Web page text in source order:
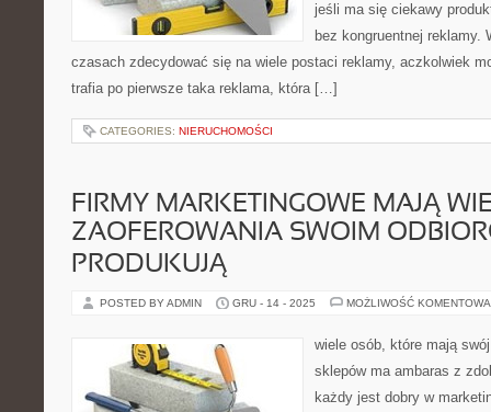
jeśli ma się ciekawy
bez kongruentnej reklamy.
czasach zdecydować się na wiele postaci reklamy, aczkolwiek
trafia po pierwsze taka reklama, która […]
CATEGORIES: NIERUCHOMOŚCI
FIRMY MARKETINGOWE MAJĄ
ZAOFEROWANIA SWOIM
PRODUKUJĄ
POSTED BY ADMIN GRU - 14 - 2025 MOŻLIWOŚĆ
wiele osób, które mają
sklepów ma ambaras z
każdy jest dobry w